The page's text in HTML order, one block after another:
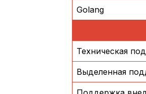
Golang
Техническая
Выделенная